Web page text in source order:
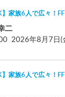
】家族6人で広々！
二
2026年8月7日(
】家族6人で広々！